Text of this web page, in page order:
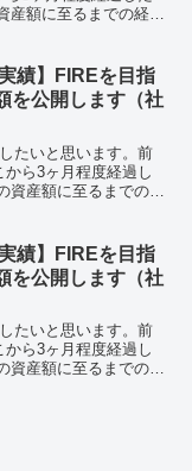
額に至るまでの経緯
績】FIREを目指
を公開します（社
たいと思います。前
ら3ヶ月程度経過し
産額に至るまでの経
績】FIREを目指
を公開します（社
たいと思います。前
ら3ヶ月程度経過し
資産額に至るまでの経